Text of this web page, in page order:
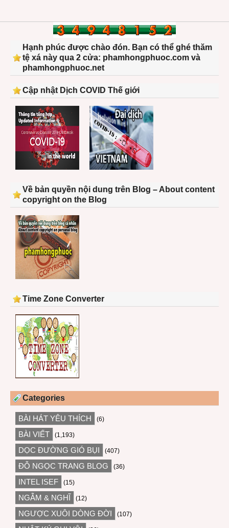
Hạnh phúc được chào đón. Bạn có thể ghé thăm
tệ xá này qua 2 cửa: phamhongphuoc.com và
phamhongphuoc.net
Cập nhật Dịch COVID Thế giới
Về bản quyền nội dung trên Blog – About content
copyright on the Blog
Time Zone Converter
Categories
BÀI HÁT YÊU THÍCH (6)
BÀI VIẾT (1,193)
DỌC ĐƯỜNG GIÓ BỤI (407)
ĐỖ NGỌC TRANG BLOG (36)
INTEL ISEF (15)
NGẪM & NGHĨ (12)
NGƯỢC XUÔI DÒNG ĐỜI (107)